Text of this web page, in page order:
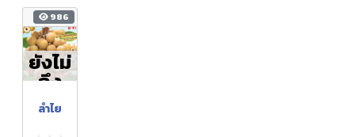
986
ยังไม่
ถึง
ฤดูกา
ล
ลำไย